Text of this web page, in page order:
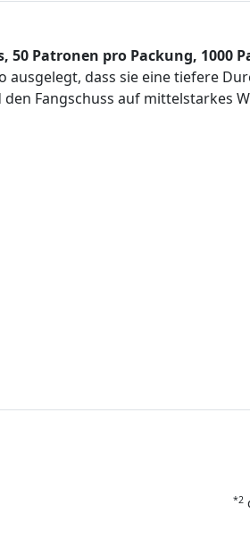
50 Patronen pro Packung, 1000
ausgelegt, dass sie eine tiefere
Fangschuss auf mittelstarkes
*2